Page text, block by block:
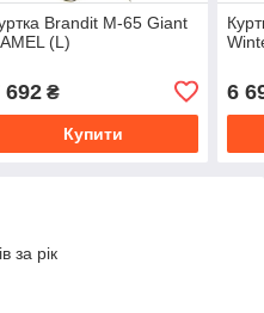
Brandit M-65 Giant
(L)
692₴
Купити
6
за рік